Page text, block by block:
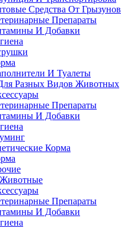
Средства От Грызунов
Препараты
И Добавки
И Туалеты
Разных Видов Животных
Препараты
И Добавки
Корма
Препараты
И Добавки